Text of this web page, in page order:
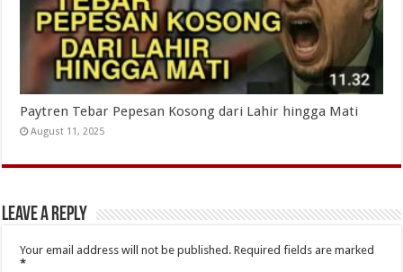
Paytren Tebar Pepesan Kosong dari Lahir hingga Mati
August 11, 2025
Leave a Reply
Your email address will not be published. Required fields are marked
*